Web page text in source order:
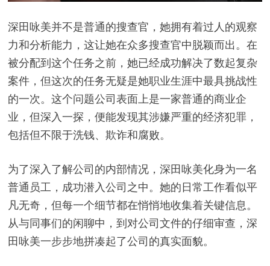
深田咏美并不是普通的搜查官，她拥有着过人的观察
力和分析能力，这让她在众多搜查官中脱颖而出。在
被分配到这个任务之前，她已经成功解决了数起复杂
案件，但这次的任务无疑是她职业生涯中最具挑战性
的一次。这个问题公司表面上是一家普通的商业企
业，但深入一探，便能发现其涉嫌严重的经济犯罪，
包括但不限于洗钱、欺诈和腐败。
为了深入了解公司的内部情况，深田咏美化身为一名
普通员工，成功潜入公司之中。她的日常工作看似平
凡无奇，但每一个细节都在悄悄地收集着关键信息。
从与同事们的闲聊中，到对公司文件的仔细审查，深
田咏美一步步地拼凑起了公司的真实面貌。